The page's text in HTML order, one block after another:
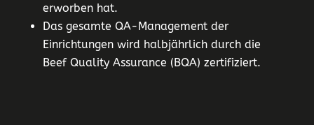
erworben hat.
Das gesamte QA-Management der
Einrichtungen wird halbjährlich durch die
Beef Quality Assurance (BQA) zertifiziert.